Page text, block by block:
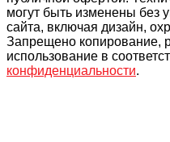
могут быть изменены без
сайта, включая дизайн,
Запрещено копирование,
использование в
конфиденциальности.